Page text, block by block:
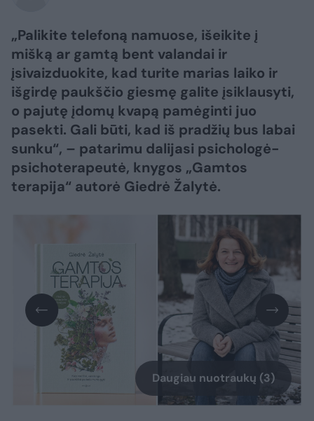
„Palikite telefoną namuose, išeikite į
mišką ar gamtą bent valandai ir
įsivaizduokite, kad turite marias laiko ir
išgirdę paukščio giesmę galite įsiklausyti,
o pajutę įdomų kvapą pamėginti juo
pasekti. Gali būti, kad iš pradžių bus labai
sunku“, – patarimu dalijasi psichologė-
psichoterapeutė, knygos „Gamtos
terapija“ autorė Giedrė Žalytė.
Daugiau nuotraukų (3)